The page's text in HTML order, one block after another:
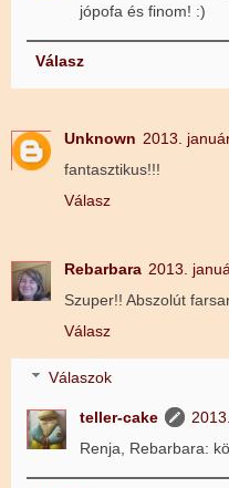
jópofa és finom! :)
Válasz
Unknown 2013.
fantasztikus!!!
Válasz
Rebarbara 2013.
Szuper!! Abszolút
Válasz
Válaszok
teller-cake
Renja, Rebarbara: